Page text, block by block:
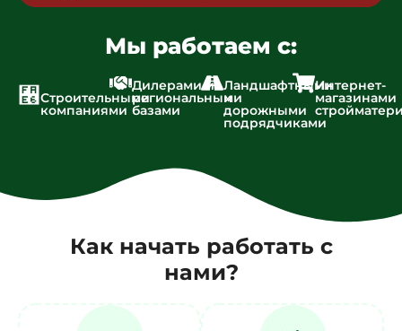
Мы работаем с:
Строительными
компаниями
Дилерами и
региональными
базами
Ландшафтными
и
дорожными
подрядчиками
Интернет-
магазинами
Как начать работать с
нами?